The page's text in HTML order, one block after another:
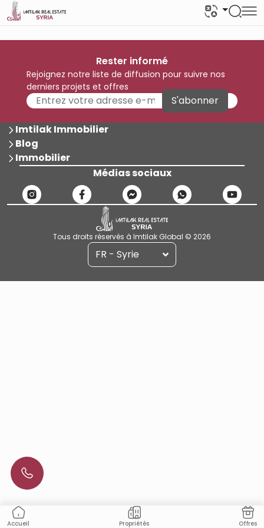
Accueil Propriétés Offres
Rester informé
Rejoignez notre liste de diffusion pour suivre nos
derniers projets et offres
S'abonner
Imtilak Immobilier
Blog
Immobilier
Médias sociaux
Tous droits réservés à Imtilak Global © 2026
FR - Syrie